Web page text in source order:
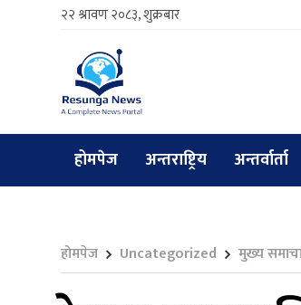
२२ श्रावण २०८३, शुक्रबार
होमपेज अन्तराष्ट्रिय अन्तर्वार्ता
होमपेज Uncategorized मुख्य